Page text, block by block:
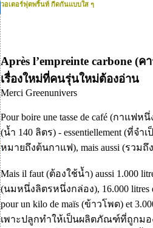
วอเตอร์ฟุตพริ้นท์ กีดกันแบบใส ๆ
Après l’empreinte carbone (ค
เรื่องใหม่ที่คนรุ่นใหม่ต้องอ่าน
Merci Greenunivers
Pour boire une tasse de café (กาแฟหนึ่
(น้ำ 140 ลิตร) - essentiellement (ที่จำเ
หมายถึงต้นกาแฟ), mais aussi (รวมถึ
Mais il faut (ต้องใช้น้ำ) aussi 1.000
(นมหนึ่งลิตรหนึ่งกล่อง), 16.000
pour un kilo de maïs (ข้าวโพด) et
เพาะปลูกทำให้เป็นผลิตภัณฑ์ที่ถูกมอ